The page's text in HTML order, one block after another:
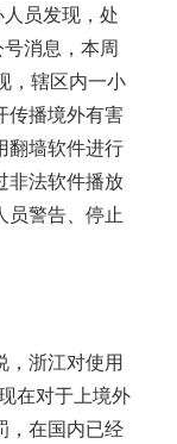
员发现，处
消息，本周
，辖区内一小
传播境外有害
翻墙软件进行
非法软件播放
员警告、停止
，浙江对使用
在对于上境外
，在国内已经